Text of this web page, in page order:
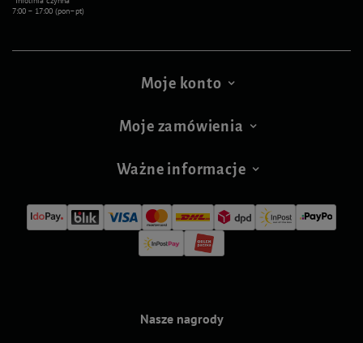
7:00 – 17:00 (pon–pt)
Moje konto
Moje zamówienia
Ważne informacje
Nasze nagrody